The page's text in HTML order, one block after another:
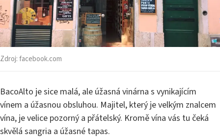
Zdroj:facebook.com
BacoAlto je sice malá, ale úžasná vinárna s vynikajícím
vínem a úžasnou obsluhou. Majitel, který je velkým znalcem
vína, je velice pozorný a přátelský. Kromě vína vás tu čeká
skvělá sangria a úžasné tapas.